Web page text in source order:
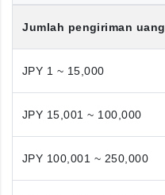
Jumlah pengiriman uang
JPY 1 ~ 15,000
JPY 15,001 ~ 100,000
JPY 100,001 ~ 250,000